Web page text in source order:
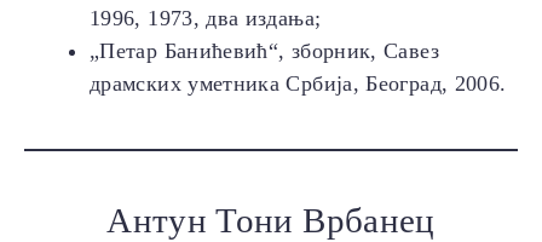
1996, 1973, два издања;
„Петар Банићевић“, зборник, Савез
драмских уметника Србија, Београд, 2006.
Антун Тони Врбанец